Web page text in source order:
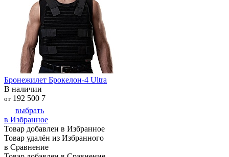
Бронежилет Брокелон-4 Ultra
В наличии
от 192 500 7
выбрать
в Избранное
Товар добавлен в Избранное
Товар удалён из Избранного
в Сравнение